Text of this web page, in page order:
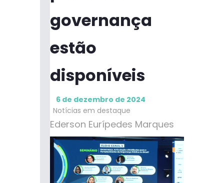
governança
estão
disponíveis
6 de dezembro de 2024
Notícias em destaque
Ederson Eurípedes Marques